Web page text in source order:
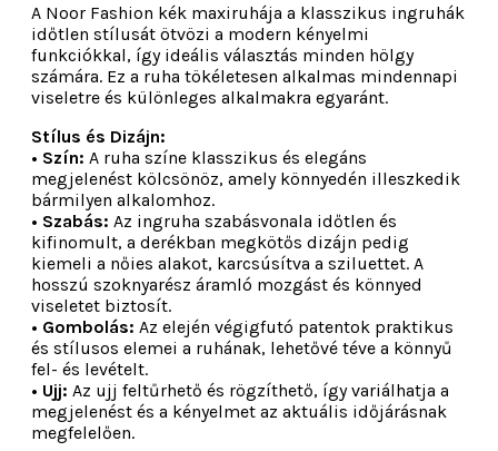
A Noor Fashion kék maxiruhája a klasszikus ingruhák
időtlen stílusát ötvözi a modern kényelmi
funkciókkal, így ideális választás minden hölgy
számára. Ez a ruha tökéletesen alkalmas mindennapi
viseletre és különleges alkalmakra egyaránt.
Stílus és Dizájn:
• Szín: A ruha színe klasszikus és elegáns
megjelenést kölcsönöz, amely könnyedén illeszkedik
bármilyen alkalomhoz.
• Szabás: Az ingruha szabásvonala időtlen és
kifinomult, a derékban megkötős dizájn pedig
kiemeli a nőies alakot, karcsúsítva a sziluettet. A
hosszú szoknyarész áramló mozgást és könnyed
viseletet biztosít.
• Gombolás: Az elején végigfutó patentok praktikus
és stílusos elemei a ruhának, lehetővé téve a könnyű
fel- és levételt.
• Ujj: Az ujj feltűrhető és rögzíthető, így variálhatja a
megjelenést és a kényelmet az aktuális időjárásnak
megfelelően.